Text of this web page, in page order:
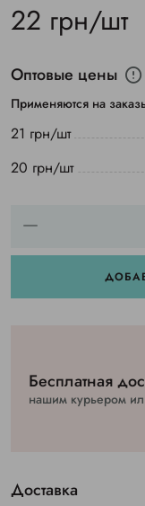
22 грн/шт
Оптовые цены
Применяются на
21 грн/шт
20 грн/шт
Бесплатная
нашим курьером
Доставка